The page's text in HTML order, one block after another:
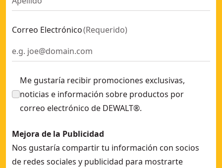
Correo Electrónico(Requerido)
Me gustaría recibir promociones exclusivas,
noticias e información sobre productos por
correo electrónico de DEWALT®.
Mejora de la Publicidad
Nos gustaría compartir tu información con socios
de redes sociales y publicidad para mostrarte